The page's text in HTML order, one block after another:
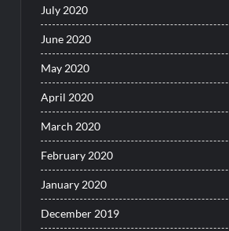
July 2020
June 2020
May 2020
April 2020
March 2020
February 2020
January 2020
December 2019